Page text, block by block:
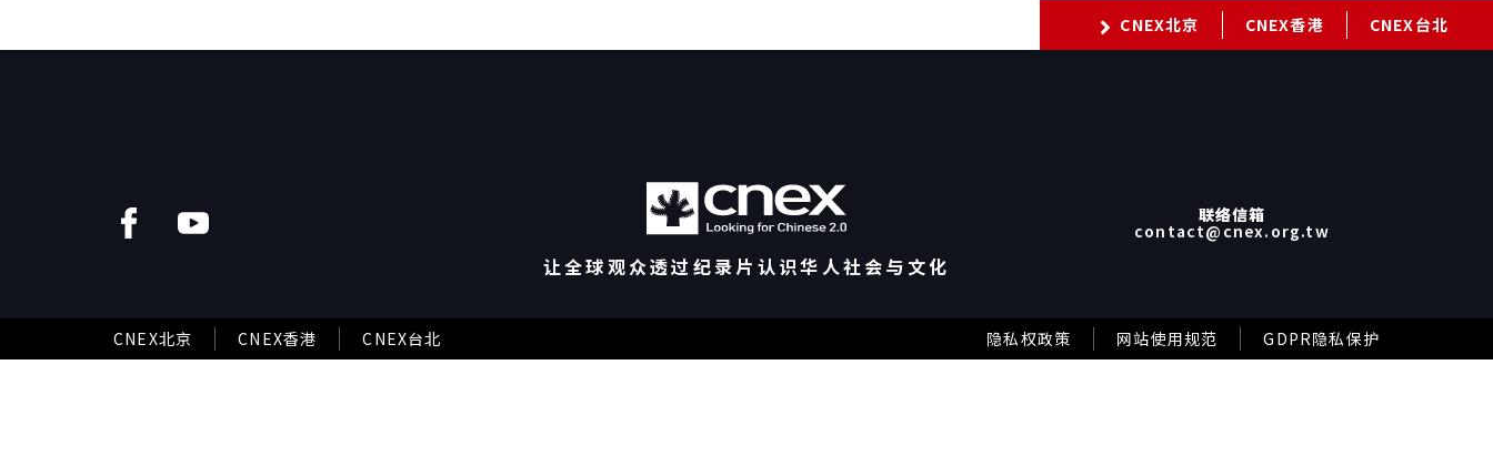
CNEX北京 CNEX香港 CNEX台北
让全球观众透过纪录片认识华人社会与文化
联络信箱
contact@cnex.org.tw
CNEX北京 CNEX香港 CNEX台北 隐私权政策 网站使用规范 GDPR隐私保护